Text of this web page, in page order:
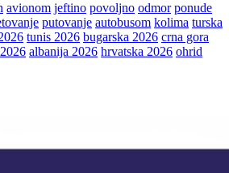
avionom jeftino povoljno odmor ponude
putovanje autobusom kolima turska
tunis 2026 bugarska 2026 crna gora
albanija 2026 hrvatska 2026 ohrid